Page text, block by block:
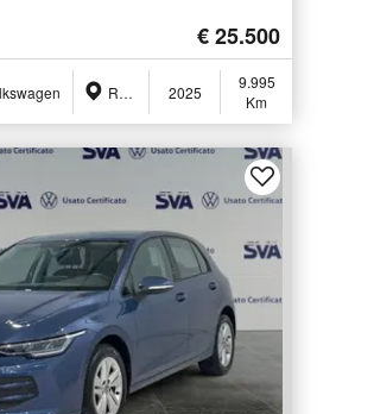
€ 25.500
Ravenna (RA) 2025
9.995
Km